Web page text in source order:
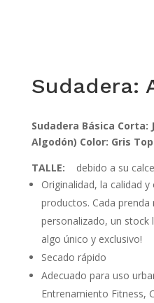
Sudadera:
Sudadera Básica Corta:
Algodón) Color: Gris
TALLE:
debido a su
Originalidad, la calidad y
productos. Cada prenda
personalizado, un stock
algo único y exclusivo!
Secado rápido
Adecuado para uso
Entrenamiento Fitness,